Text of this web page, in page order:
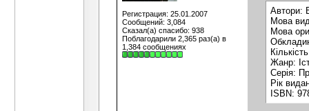
Регистрация: 25.01.2007
Сообщений: 3,084
Сказал(а) спасибо: 938
Поблагодарили 2,365 раз(а) в
1,384 сообщениях
Автори:
Мова
Мова
Жанр:
Серія:
Рік
ISBN: